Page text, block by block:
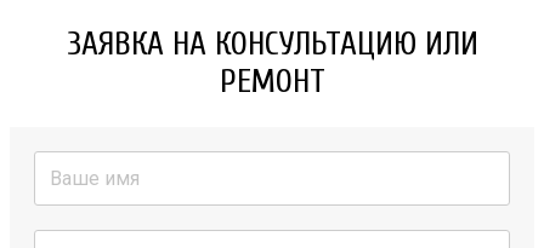
ЗАЯВКА НА КОНСУЛЬТАЦИЮ ИЛИ
РЕМОНТ